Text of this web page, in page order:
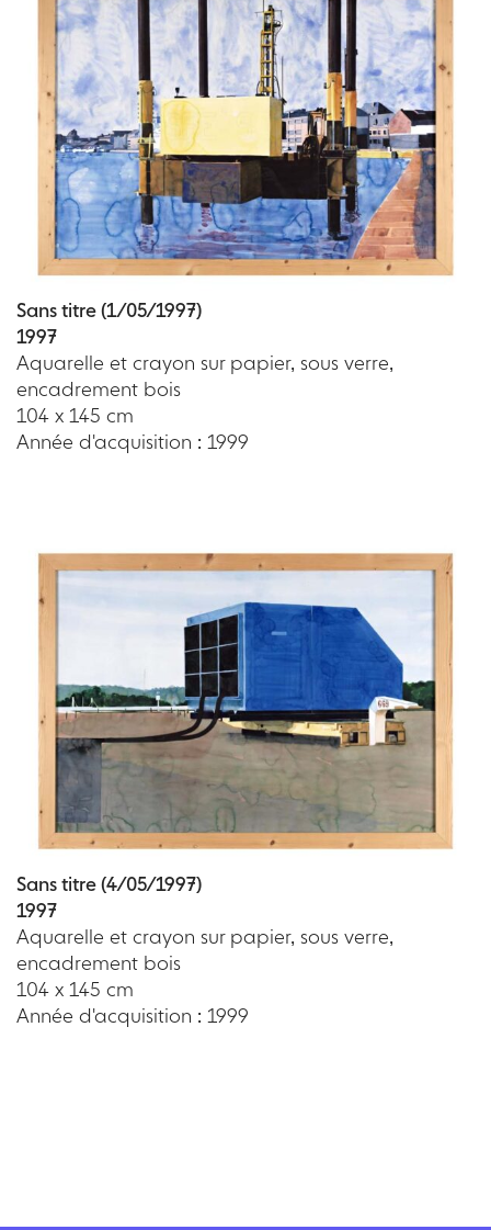
Sans titre (1/05/1997)
1997
Aquarelle et crayon sur papier, sous verre,
encadrement bois
104 x 145 cm
Année d'acquisition : 1999
Sans titre (4/05/1997)
1997
Aquarelle et crayon sur papier, sous verre,
encadrement bois
104 x 145 cm
Année d'acquisition : 1999